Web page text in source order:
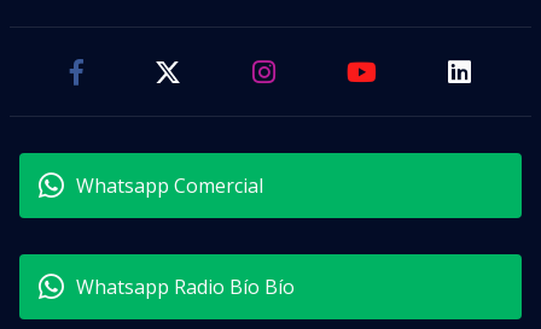
Whatsapp Comercial
Whatsapp Radio Bío Bío